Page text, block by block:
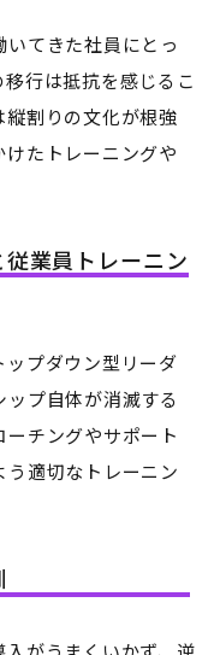
てきた社員にとっ
行は抵抗を感じるこ
縦割りの文化が根強
たトレーニングや
業員トレーニン
プダウン型リーダ
プ自体が消滅する
チングやサポート
適切なトレーニン